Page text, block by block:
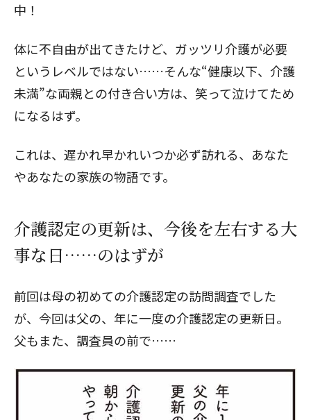
中！
体に不自由が出てきたけど、ガッツリ介護が必要
というレベルではない……そんな“健康以下、介護
未満”な両親との付き合い方は、笑って泣けてため
になるはず。
これは、遅かれ早かれいつか必ず訪れる、あなた
やあなたの家族の物語です。
介護認定の更新は、今後を左右する大
事な日……のはずが
前回は母の初めての介護認定の訪問調査でした
が、今回は父の、年に一度の介護認定の更新日。
父もまた、調査員の前で……